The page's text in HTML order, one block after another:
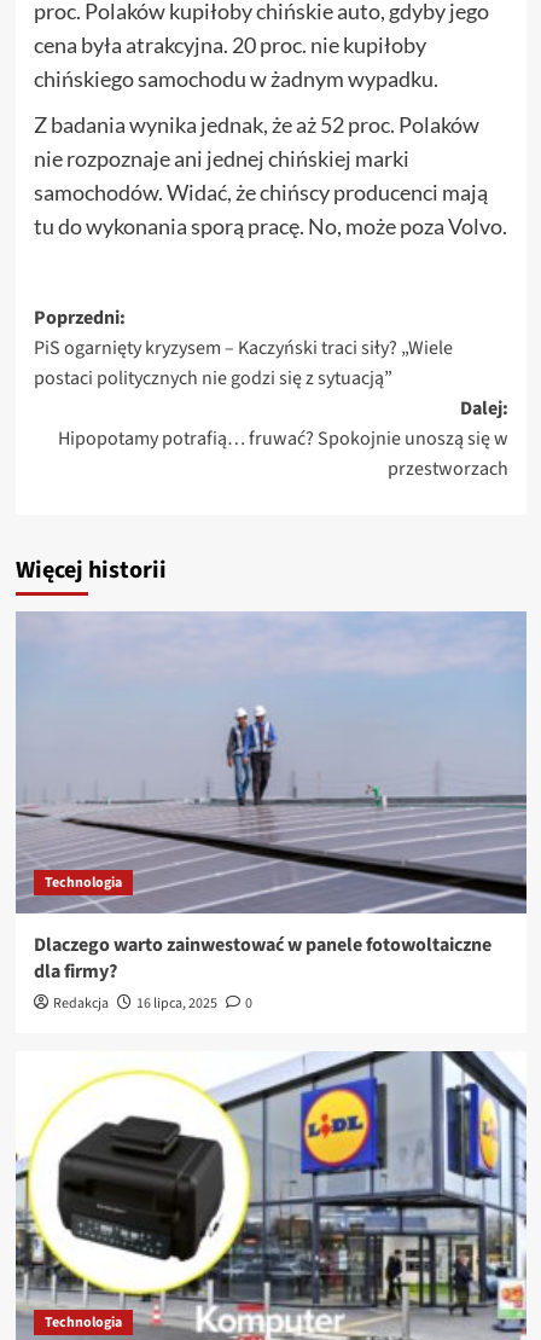
proc. Polaków kupiłoby chińskie auto, gdyby jego
cena była atrakcyjna. 20 proc. nie kupiłoby
chińskiego samochodu w żadnym wypadku.
Z badania wynika jednak, że aż 52 proc. Polaków
nie rozpoznaje ani jednej chińskiej marki
samochodów. Widać, że chińscy producenci mają
tu do wykonania sporą pracę. No, może poza Volvo.
Zobacz
wpisy
Poprzedni:
PiS ogarnięty kryzysem – Kaczyński traci siły? „Wiele
postaci politycznych nie godzi się z sytuacją”
Dalej:
Hipopotamy potrafią… fruwać? Spokojnie unoszą się w
przestworzach
Więcej historii
Technologia
Dlaczego warto zainwestować w panele fotowoltaiczne
dla firmy?
Redakcja 16 lipca, 2025 0
Technologia